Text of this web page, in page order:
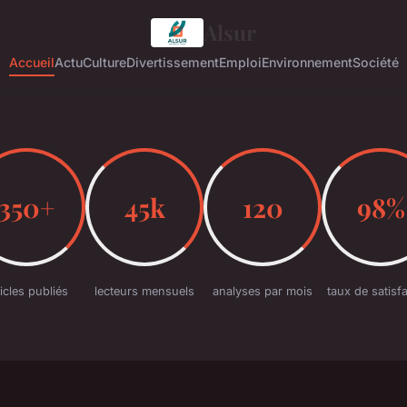
AccueilActuCultureDivertissementEmploiEnvironnementSociété
publiés
45k
lecteurs mensuels
120
analyses par mois
98%
taux de